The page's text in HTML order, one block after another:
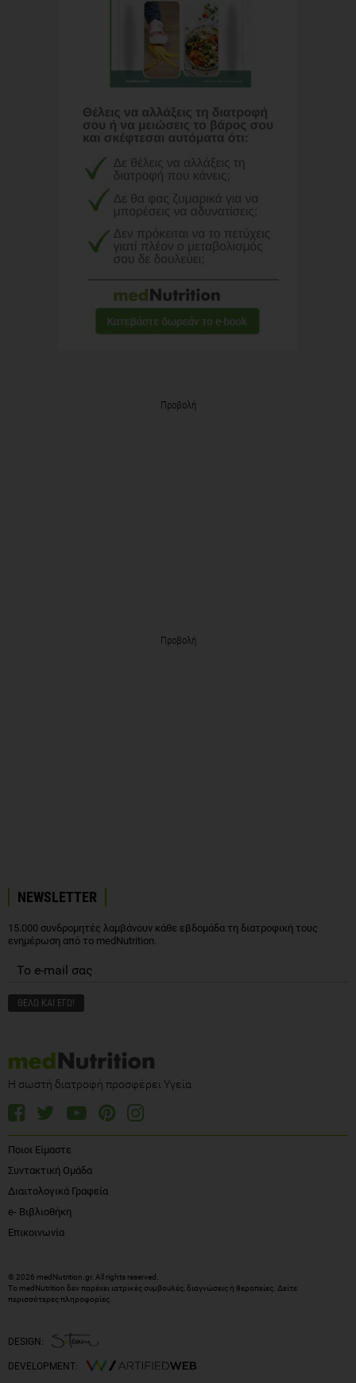
Προβολή
Προβολή
NEWSLETTER
15.000 συνδρομητές λαμβάνουν κάθε εβδομάδα τη διατροφική τους
ενημέρωση από το medNutrition.
Η σωστή διατροφή προσφέρει Υγεία
Ποιοι Είμαστε
Συντακτική Ομάδα
Διαιτολογικά Γραφεία
e- Βιβλιοθήκη
Επικοινωνία
© 2026 medNutrition.gr. All rights reserved.
Το medNutrition δεν παρέχει ιατρικές συμβουλές, διαγνώσεις ή θεραπείες. Δείτε
περισσότερες πληροφορίες
DESIGN:
DEVELOPMENT: